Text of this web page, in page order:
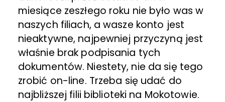
miesiące zeszłego roku nie było was w
naszych filiach, a wasze konto jest
nieaktywne, najpewniej przyczyną jest
właśnie brak podpisania tych
dokumentów. Niestety, nie da się tego
zrobić on-line. Trzeba się udać do
najbliższej filii biblioteki na Mokotowie.